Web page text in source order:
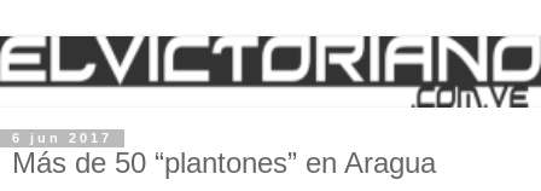
6 jun 2017
Más de 50 “plantones” en Aragua